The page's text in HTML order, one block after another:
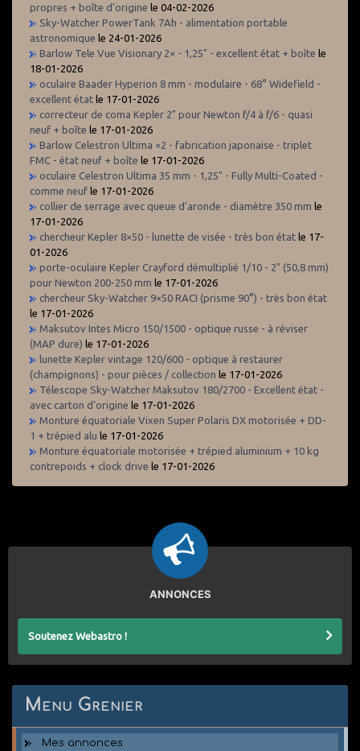
propres + boîte d’origine le 04-02-2026
Sky-Watcher PowerTank 7Ah - alimentation portable
astronomique le 24-01-2026
Barlow Tele Vue Visionary 2× - 1,25" - excellent état + boîte le
18-01-2026
oculaire Baader Hyperion 8 mm - modulaire - 68° Widefield -
excellent état le 17-01-2026
correcteur de coma Kepler 2" pour Newton f/4 à f/6 - quasi
neuf + boîte le 17-01-2026
Barlow Celestron Ultima ×2 - fabrication japonaise - triplet
FMC - état neuf + boîte le 17-01-2026
oculaire Celestron Ultima 35 mm - 1,25" - Fully Multi-Coated -
comme neuf le 17-01-2026
collier de serrage avec queue d’aronde - diamètre 350 mm le
17-01-2026
chercheur Kepler 8×50 - lunette de visée - très bon état le 17-
01-2026
porte-oculaire Kepler Crayford démultiplié 1/10 - 2" (50,8 mm)
pour Newton 200-250 mm le 17-01-2026
chercheur Sky-Watcher 9×50 RACI (prisme 90°) - très bon état
le 17-01-2026
Maksutov Intes Micro 150/1500 - optique russe - à réviser
(MAP dure) le 17-01-2026
lunette Kepler vintage 120/600 - optique à restaurer
(champignons) - pour pièces / collection le 17-01-2026
Télescope Sky-Watcher Maksutov 180/2700 - Excellent état -
avec carton d’origine le 17-01-2026
Monture équatoriale Vixen Super Polaris DX motorisée + DD-
1 + trépied alu le 17-01-2026
Monture équatoriale motorisée + trépied aluminium + 10 kg
contrepoids + clock drive le 17-01-2026
ANNONCES
Soutenez Webastro !
Menu Grenier
Mes annonces